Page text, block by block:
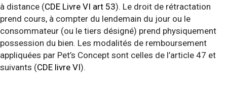
à distance (CDE Livre VI art 53). Le droit de rétractation
prend cours, à compter du lendemain du jour ou le
consommateur (ou le tiers désigné) prend physiquement
possession du bien. Les modalités de remboursement
appliquées par Pet’s Concept sont celles de l’article 47 et
suivants (CDE livre VI).